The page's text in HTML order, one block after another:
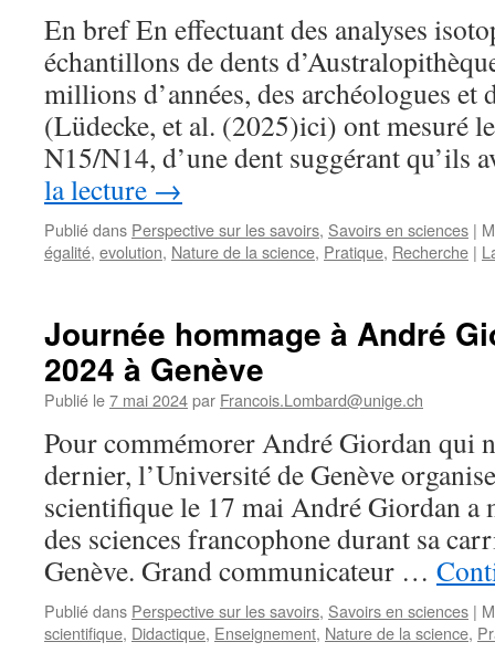
En bref En effectuant des analyses
échantillons de dents
millions d’années, des archéologues et
(Lüdecke, et al. (2025)ici) ont mesuré
N15/N14, d’une dent suggérant
la lecture →
Publié dans Perspective sur les savoirs, Savoirs en sciences |
égalité, evolution, Nature de la science, Pratique, Recherche |
Journée hommage à André
2024 à Genève
Publié le7 mai 2024par Francois.Lombard@unige.ch
Pour commémorer André Giordan qui
dernier, l’Université de Genève
scientifique le 17 mai André Giordan a
des sciences francophone durant sa
Genève. Grand communicateur …
Publié dans Perspective sur les savoirs, Savoirs en sciences |
scientifique, Didactique, Enseignement, Nature de la science,